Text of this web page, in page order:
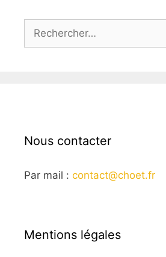
Rechercher :
Nous contacter
Par mail : contact@choet.fr
Mentions légales